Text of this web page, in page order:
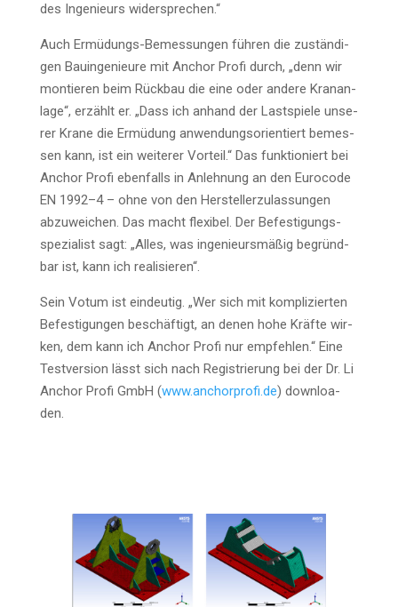
des Inge­nieurs widersprechen.“
Auch Ermü­dungs-Bemes­sun­gen füh­ren die zustän­di­
gen Bau­in­ge­nieu­re mit Anchor Pro­fi durch, „denn wir
mon­tie­ren beim Rück­bau die eine oder ande­re Kran­an­
la­ge“, erzählt er. „Dass ich anhand der Last­spie­le unse­
rer Kra­ne die Ermü­dung anwen­dungs­ori­en­tiert bemes­
sen kann, ist ein wei­te­rer Vor­teil.“ Das funk­tio­niert bei
Anchor Pro­fi eben­falls in Anleh­nung an den Euro­code
EN 1992–4 – ohne von den Her­stel­ler­zu­las­sun­gen
abzu­wei­chen. Das macht fle­xi­bel. Der Befes­ti­gungs­
spe­zia­list sagt: „Alles, was inge­nieurs­mä­ßig begründ­
bar ist, kann ich realisieren“.
Sein Votum ist ein­deu­tig. „Wer sich mit kom­pli­zier­ten
Befes­ti­gun­gen beschäf­tigt, an denen hohe Kräf­te wir­
ken, dem kann ich Anchor Pro­fi nur emp­feh­len.“ Eine
Test­ver­si­on lässt sich nach Regis­trie­rung bei der Dr. Li
Anchor Pro­fi GmbH (www.anchorprofi.de) down­loa­
den.